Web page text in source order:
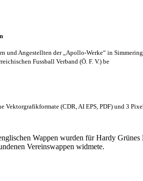
und Angestellten der „Apollo-Werke“ in
Fussball Verband (Ö. F. V.) be
Vektorgrafikformate (CDR, AI EPS, PDF) und 3
Wappen wurden für Hardy
Vereinswappen widmete.